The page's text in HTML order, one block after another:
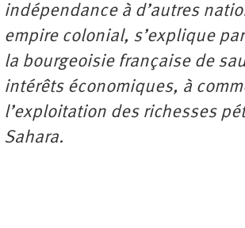
indépendance à d’autres
empire colonial, s’explique
la bourgeoisie française de
intérêts économiques, à
l’exploitation des richesses
Sahara.